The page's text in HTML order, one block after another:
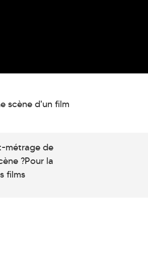
scène d'un film
métrage de
?Pour la
films